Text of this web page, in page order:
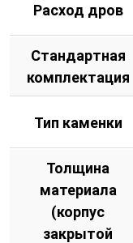
Расход дров
Стандартная
комплектация
Тип каменки
Толщина
материала
(корпус
закрытой